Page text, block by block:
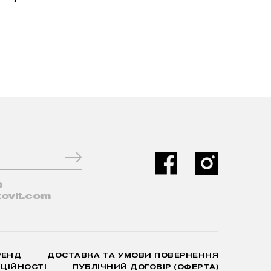
ДОСТАВКА ТА УМОВИ ПОВЕРНЕННЯ
ПУБЛІЧНИЙ ДОГОВІР (ОФЕРТА)